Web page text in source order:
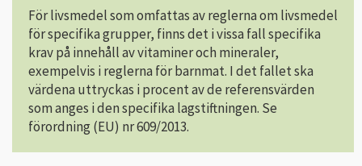
För livsmedel som omfattas av reglerna om livsmedel
för specifika grupper, finns det i vissa fall specifika
krav på innehåll av vitaminer och mineraler,
exempelvis i reglerna för barnmat. I det fallet ska
värdena uttryckas i procent av de referensvärden
som anges i den specifika lagstiftningen. Se
förordning (EU) nr 609/2013.